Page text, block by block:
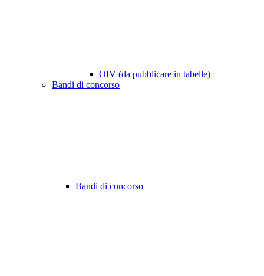
OIV (da pubblicare in tabelle)
Bandi di concorso
Bandi di concorso